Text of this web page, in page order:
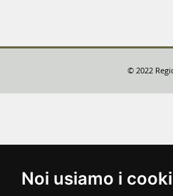
Noi usiamo i
© 2022